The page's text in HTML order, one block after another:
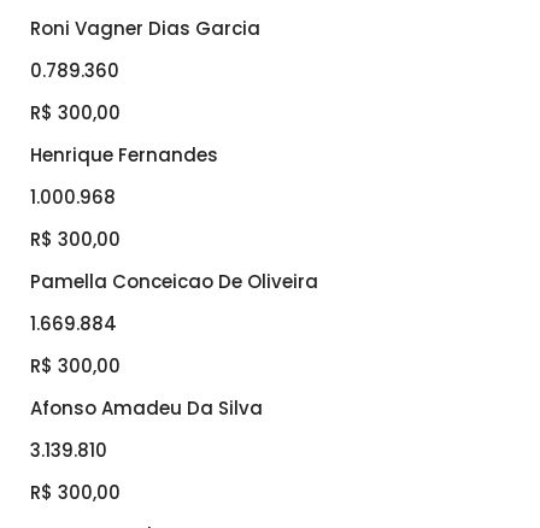
Roni Vagner Dias Garcia
0.789.360
R$ 300,00
Henrique Fernandes
1.000.968
R$ 300,00
Pamella Conceicao De Oliveira
1.669.884
R$ 300,00
Afonso Amadeu Da Silva
3.139.810
R$ 300,00